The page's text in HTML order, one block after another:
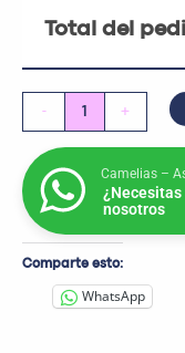
Total del
- +
Camelias –
¿Necesitas
nosotros
Comparte esto:
WhatsApp